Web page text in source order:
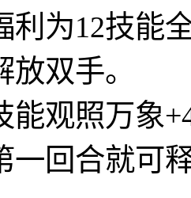
利为12技能
放双手。
能观照万象
一回合就可